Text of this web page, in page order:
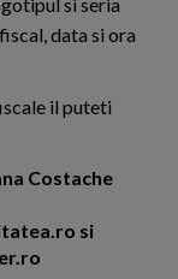
data si ora
il puteti
Costache
si